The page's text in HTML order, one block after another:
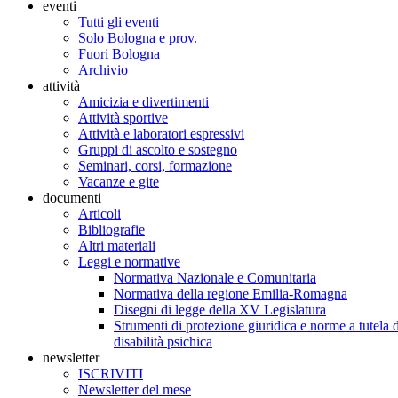
eventi
Tutti gli eventi
Solo Bologna e prov.
Fuori Bologna
Archivio
attività
Amicizia e divertimenti
Attività sportive
Attività e laboratori espressivi
Gruppi di ascolto e sostegno
Seminari, corsi, formazione
Vacanze e gite
documenti
Articoli
Bibliografie
Altri materiali
Leggi e normative
Normativa Nazionale e Comunitaria
Normativa della regione Emilia-Romagna
Disegni di legge della XV Legislatura
Strumenti di protezione giuridica e norme a tutela
disabilità psichica
newsletter
ISCRIVITI
Newsletter del mese